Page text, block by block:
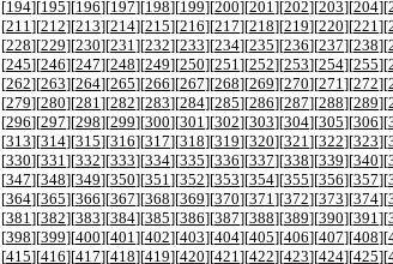
[194][195][196][197][198][199][200][201 ][202][203][204][
[211 ][212][213][214][215][216][217][218][219][220][221 ][
[228][229][230][231 ][232][233][234][235][236][237][238][
[245][246][247][248][249][250][251 ][252][253][254][255][
[262][263][264][265][266][267][268][269][270][271 ][272][
[279][280][281 ][282][283][284][285][286][287][288][289][
[296][297][298][299][300][301 ][302][303][304][305][306][
[313][314][315][316][317][318][319][320][321 ][322][323][
[330][331 ][332][333][334][335][336][337][338][339][340][
[347][348][349][350][351 ][352][353][354][355][356][357][
[364][365][366][367][368][369][370][371 ][372][373][374][
[381 ][382][383][384][385][386][387][388][389][390][391 ][
[398][399][400][401 ][402][403][404][405][406][407][408][
[415][416][417][418][419][420][421 ][422][423][424][425][